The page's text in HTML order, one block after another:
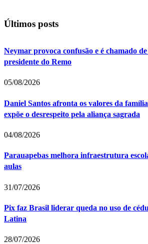
Últimos posts
Neymar provoca confusão e é chamado
presidente do Remo
05/08/2026
Daniel Santos afronta os valores da
expõe o desrespeito pela aliança sagrada
04/08/2026
Parauapebas melhora infraestrutura
aulas
31/07/2026
Pix faz Brasil liderar queda no uso de
Latina
28/07/2026